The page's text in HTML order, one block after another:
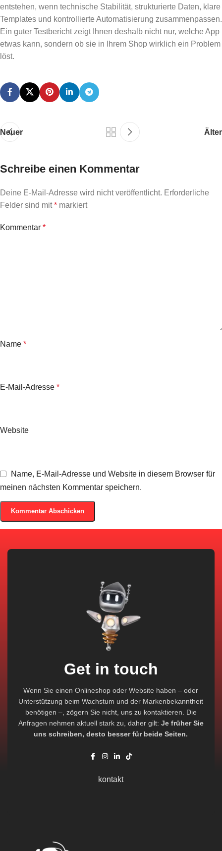
entstehen, wenn technische Stabilität, strukturierte Daten, klare
Templates und kontrollierte Automatisierung zusammenpassen.
Ein guter Testbericht zeigt Ihnen deshalb nicht nur, welche App
etwas kann, sondern ob sie in Ihrem Shop wirklich ein Problem
löst.
Neuer Älter
Schreibe einen Kommentar
Deine E-Mail-Adresse wird nicht veröffentlicht. Erforderliche
Felder sind mit* markiert
Kommentar *
Name *
E-Mail-Adresse *
Website
Name, E-Mail-Adresse und Website in diesem Browser für
meinen nächsten Kommentar speichern.
Get in touch
Wenn Sie einen Onlineshop oder Website haben – oder
Unterstützung beim Wachstum und der Markenbekanntheit
benötigen –, zögern Sie nicht, uns zu kontaktieren. Die
Anfragen nehmen aktuell stark zu, daher gilt: Je früher Sie
uns schreiben, desto besser für beide Seiten.
kontakt